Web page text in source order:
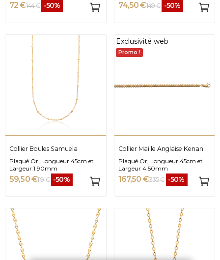
72 €144 € -50% 74,50 €149 € -50%
Collier Boules Samuela
Plaqué Or, Longueur 45cm et
Largeur 1.90mm
59,50 €119 € -50%
Exclusivité web
Promo !
Collier Maille Anglaise Kenan
Plaqué Or, Longueur 45cm et
Largeur 4.50mm
167,50 €335 € -50%